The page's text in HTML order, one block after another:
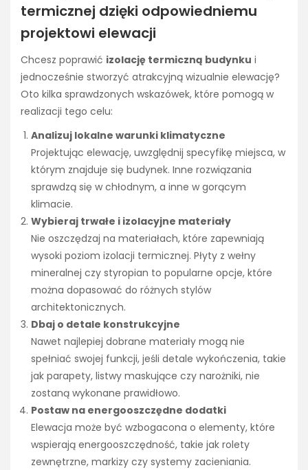
termicznej dzięki odpowiedniemu
projektowi elewacji
Chcesz poprawić izolację termiczną budynku i
jednocześnie stworzyć atrakcyjną wizualnie elewację?
Oto kilka sprawdzonych wskazówek, które pomogą w
realizacji tego celu:
Analizuj lokalne warunki klimatyczne
Projektując elewację, uwzględnij specyfikę miejsca, w
którym znajduje się budynek. Inne rozwiązania
sprawdzą się w chłodnym, a inne w gorącym
klimacie.
Wybieraj trwałe i izolacyjne materiały
Nie oszczędzaj na materiałach, które zapewniają
wysoki poziom izolacji termicznej. Płyty z wełny
mineralnej czy styropian to popularne opcje, które
można dopasować do różnych stylów
architektonicznych.
Dbaj o detale konstrukcyjne
Nawet najlepiej dobrane materiały mogą nie
spełniać swojej funkcji, jeśli detale wykończenia, takie
jak parapety, listwy maskujące czy narożniki, nie
zostaną wykonane prawidłowo.
Postaw na energooszczędne dodatki
Elewacja może być wzbogacona o elementy, które
wspierają energooszczędność, takie jak rolety
zewnętrzne, markizy czy systemy zacieniania.